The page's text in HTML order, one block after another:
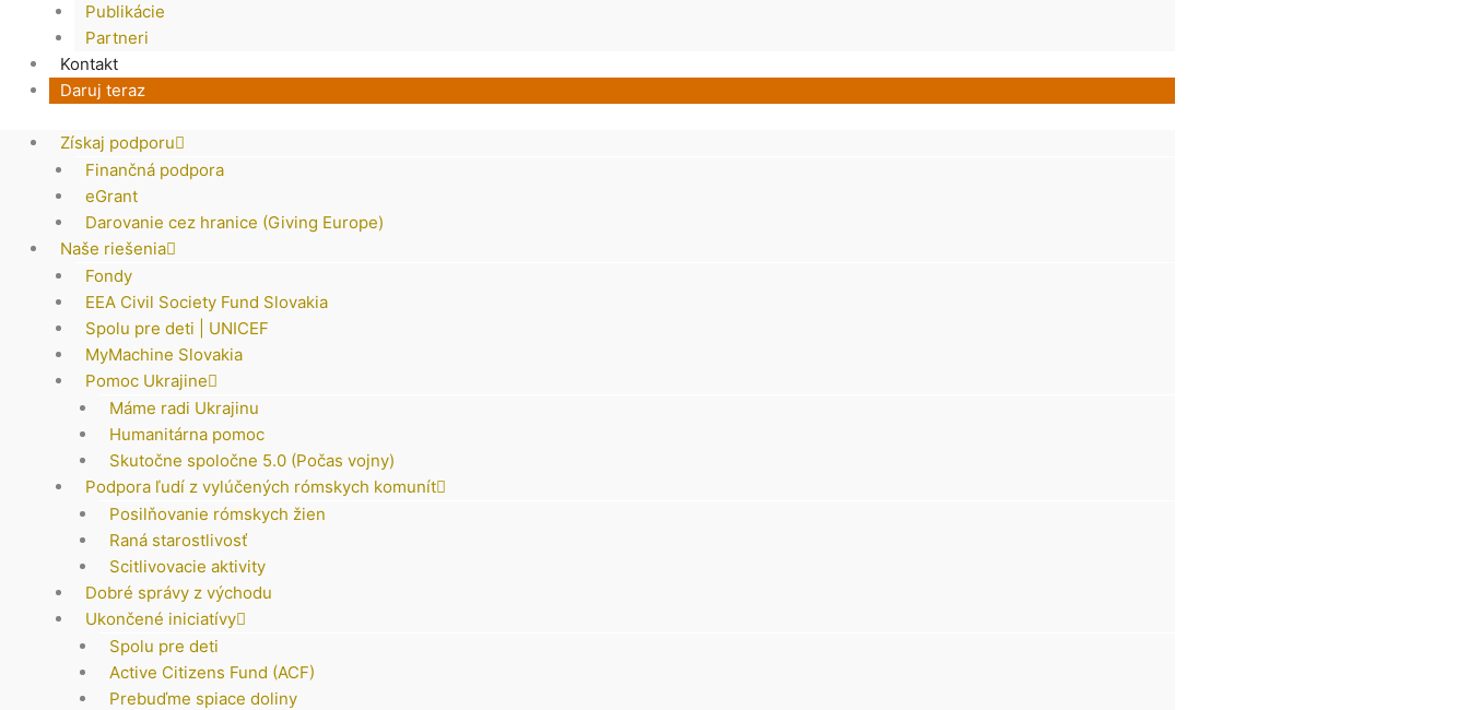
Publikácie
Partneri
Kontakt
Daruj teraz
Získaj podporu
Finančná podpora
eGrant
Darovanie cez hranice (Giving Europe)
Naše riešenia
Fondy
EEA Civil Society Fund Slovakia
Spolu pre deti | UNICEF
MyMachine Slovakia
Pomoc Ukrajine
Máme radi Ukrajinu
Humanitárna pomoc
Skutočne spoločne 5.0 (Počas vojny)
Podpora ľudí z vylúčených rómskych komunít
Posilňovanie rómskych žien
Raná starostlivosť
Scitlivovacie aktivity
Dobré správy z východu
Ukončené iniciatívy
Spolu pre deti
Active Citizens Fund (ACF)
Prebuďme spiace doliny